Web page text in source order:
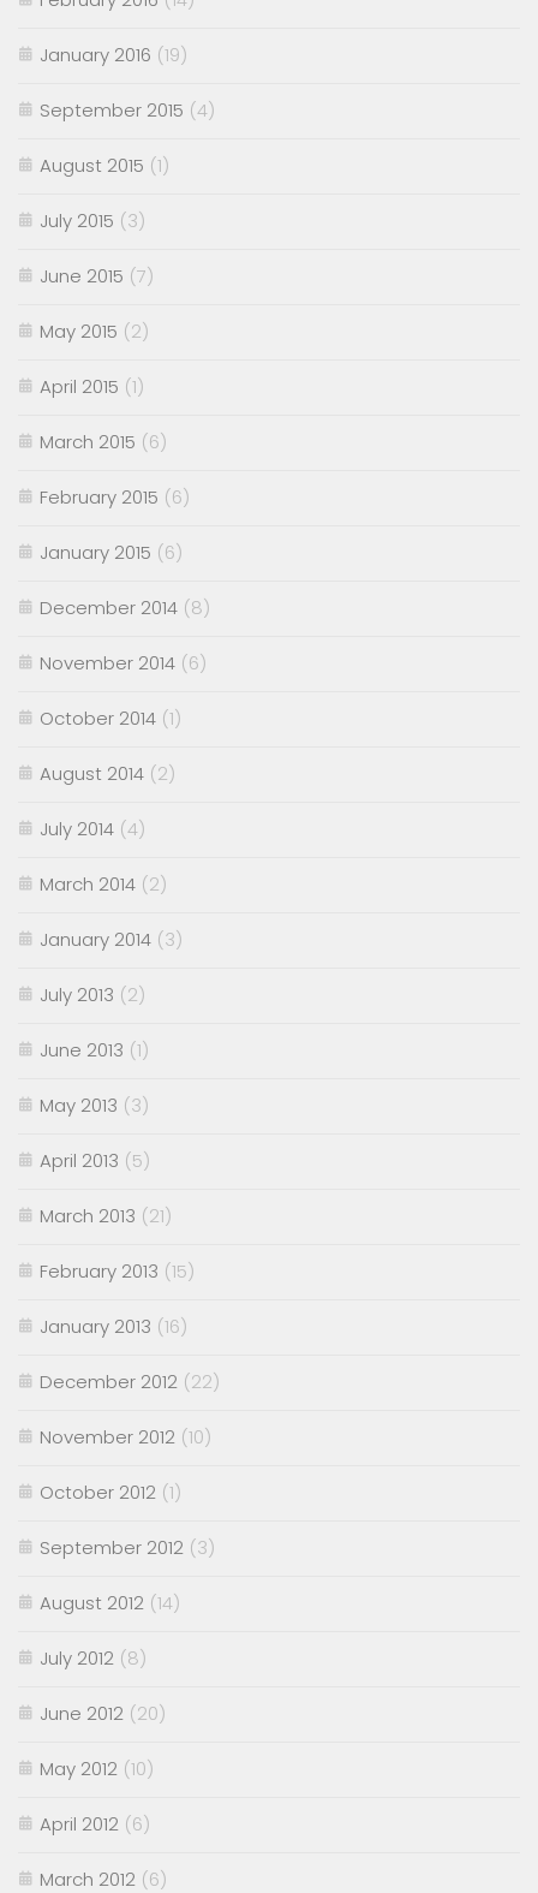
January 2016 (19)
September 2015 (4)
August 2015 (1)
July 2015 (3)
June 2015 (7)
May 2015 (2)
April 2015 (1)
March 2015 (6)
February 2015 (6)
January 2015 (6)
December 2014 (8)
November 2014 (6)
October 2014 (1)
August 2014 (2)
July 2014 (4)
March 2014 (2)
January 2014 (3)
July 2013 (2)
June 2013 (1)
May 2013 (3)
April 2013 (5)
March 2013 (21)
February 2013 (15)
January 2013 (16)
December 2012 (22)
November 2012 (10)
October 2012 (1)
September 2012 (3)
August 2012 (14)
July 2012 (8)
June 2012 (20)
May 2012 (10)
April 2012 (6)
March 2012 (6)